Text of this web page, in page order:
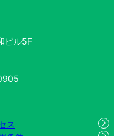
ビル5F
ス